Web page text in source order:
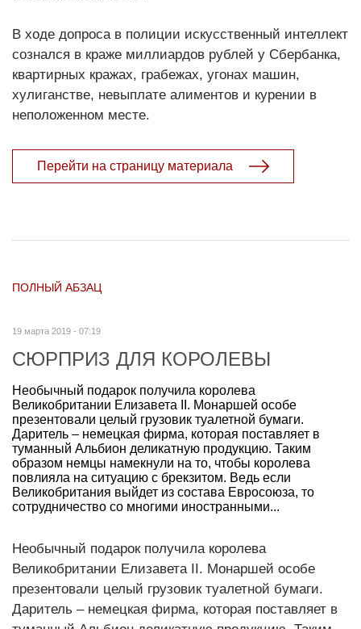
В ходе допроса в полиции искусственный интеллект
сознался в краже миллиардов рублей у Сбербанка,
квартирных кражах, грабежах, угонах машин,
хулиганстве, невыплате алиментов и курении в
неположенном месте.
Перейти на страницу материала
ПОЛНЫЙ АБЗАЦ
19 марта 2019 - 07:19
СЮРПРИЗ ДЛЯ КОРОЛЕВЫ
Необычный подарок получила королева
Великобритании Елизавета II. Монаршей особе
презентовали целый грузовик туалетной бумаги.
Даритель – немецкая фирма, которая поставляет в
туманный Альбион деликатную продукцию. Таким
образом немцы намекнули на то, чтобы королева
повлияла на ситуацию с брекзитом. Ведь если
Великобритания выйдет из состава Евросоюза, то
сотрудничество со многими иностранными...
Необычный подарок получила королева
Великобритании Елизавета II. Монаршей особе
презентовали целый грузовик туалетной бумаги.
Даритель – немецкая фирма, которая поставляет в